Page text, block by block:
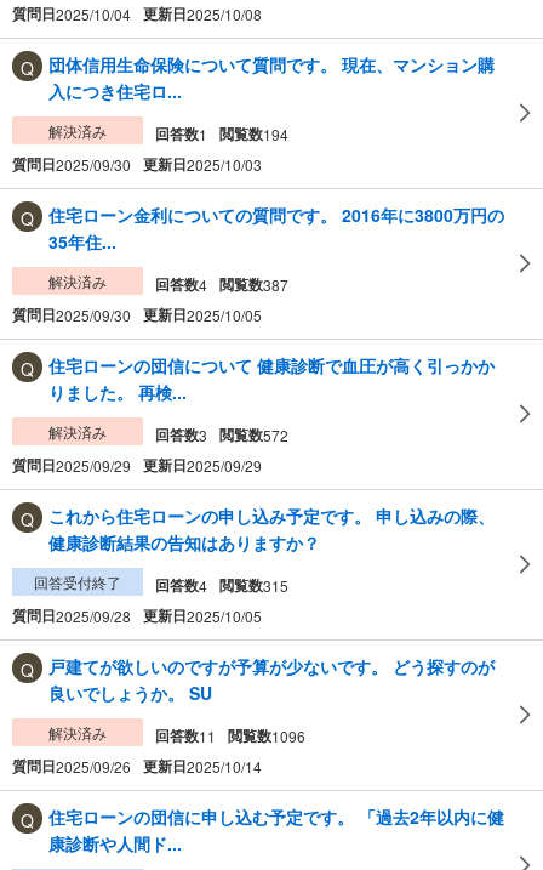
質問日2025/10/04 更新日2025/10/08
団体信用生命保険について質問です。 現在、マンション購
入につき住宅ロ...
解決済み 回答数1 閲覧数194
質問日2025/09/30 更新日2025/10/03
住宅ローン金利についての質問です。 2016年に3800万円の
35年住...
解決済み 回答数4 閲覧数387
質問日2025/09/30 更新日2025/10/05
住宅ローンの団信について 健康診断で血圧が高く引っかか
りました。 再検...
解決済み 回答数3 閲覧数572
質問日2025/09/29 更新日2025/09/29
これから住宅ローンの申し込み予定です。 申し込みの際、
健康診断結果の告知はありますか？
回答受付終了 回答数4 閲覧数315
質問日2025/09/28 更新日2025/10/05
戸建てが欲しいのですが予算が少ないです。 どう探すのが
良いでしょうか。 SU
解決済み 回答数11 閲覧数1096
質問日2025/09/26 更新日2025/10/14
住宅ローンの団信に申し込む予定です。 「過去2年以内に健
康診断や人間ド...